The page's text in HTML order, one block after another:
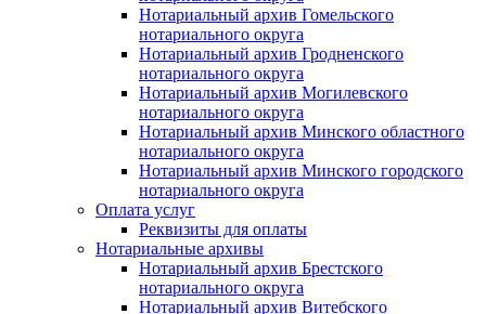
Нотариальный архив Гомельского
нотариального округа
Нотариальный архив Гродненского
нотариального округа
Нотариальный архив Могилевского
нотариального округа
Нотариальный архив Минского областного
нотариального округа
Нотариальный архив Минского городского
нотариального округа
Оплата услуг
Реквизиты для оплаты
Нотариальные архивы
Нотариальный архив Брестского
нотариального округа
Нотариальный архив Витебского